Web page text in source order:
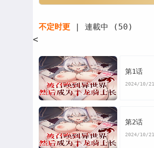
不定时更 | 連載中 (50)
<
第1话
2024/10/21
第2话
2024/10/21